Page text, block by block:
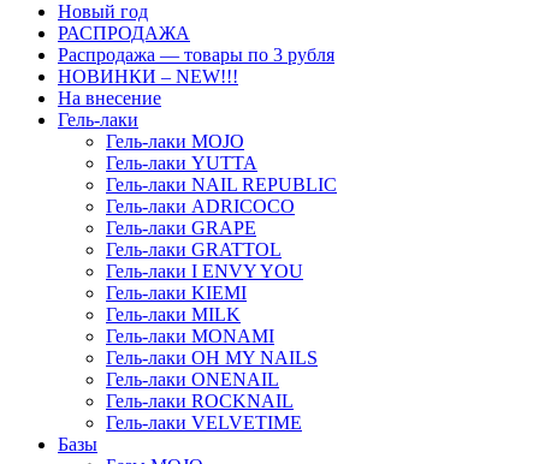
Новый год
РАСПРОДАЖА
Распродажа — товары по 3 рубля
НОВИНКИ – NEW!!!
На внесение
Гель-лаки
Гель-лаки MOJO
Гель-лаки YUTTA
Гель-лаки NAIL REPUBLIC
Гель-лаки ADRICOCO
Гель-лаки GRAPE
Гель-лаки GRATTOL
Гель-лаки I ENVY YOU
Гель-лаки KIEMI
Гель-лаки MILK
Гель-лаки MONAMI
Гель-лаки OH MY NAILS
Гель-лаки ONENAIL
Гель-лаки ROCKNAIL
Гель-лаки VELVETIME
Базы